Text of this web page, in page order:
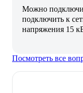
Можно
подключить к
напряжения 15
Посмотреть все